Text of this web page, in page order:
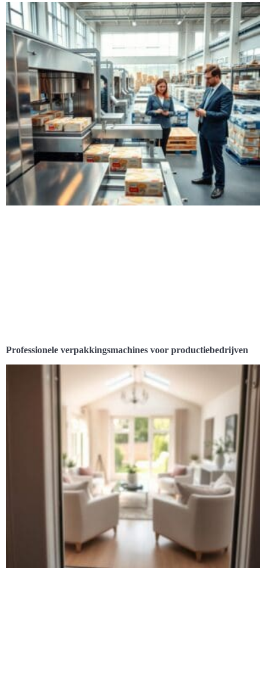
Professionele verpakkingsmachines voor productiebedrijven